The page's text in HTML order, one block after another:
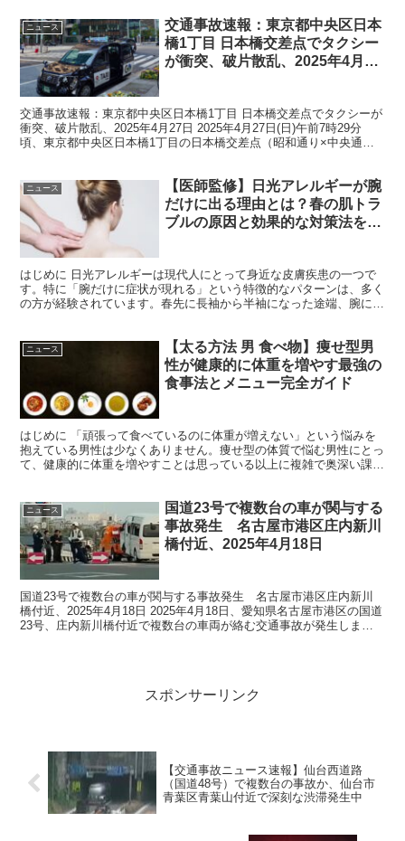
ニュース
交通事故速報：東京都中央区日本
橋1丁目 日本橋交差点でタクシー
が衝突、破片散乱、2025年4月27
交通事故速報：東京都中央区日本橋1丁目 日本橋交差点でタクシーが
衝突、破片散乱、2025年4月27日 2025年4月27日(日)午前7時29分
頃、東京都中央区日本橋1丁目の日本橋交差点（昭和通り×中央通
ニュース
【医師監修】日光アレルギーが腕
だけに出る理由とは？春の肌トラ
ブルの原因と効果的な対策法を徹
はじめに 日光アレルギーは現代人にとって身近な皮膚疾患の一つで
す。特に「腕だけに症状が現れる」という特徴的なパターンは、多く
の方が経験されています。春先に長袖から半袖になった途端、腕に赤
ニュース
【太る方法 男 食べ物】痩せ型男
性が健康的に体重を増やす最強の
食事法とメニュー完全ガイド
はじめに 「頑張って食べているのに体重が増えない」という悩みを
抱えている男性は少なくありません。痩せ型の体質で悩む男性にとっ
て、健康的に体重を増やすことは思っている以上に複雑で奥深い課題
ニュース
国道23号で複数台の車が関与する
事故発生 名古屋市港区庄内新川
橋付近、2025年4月18日
国道23号で複数台の車が関与する事故発生 名古屋市港区庄内新川
橋付近、2025年4月18日 2025年4月18日、愛知県名古屋市港区の国道
23号、庄内新川橋付近で複数台の車両が絡む交通事故が発生しまし
スポンサーリンク
【交通事故ニュース速報】仙台西道路
（国道48号）で複数台の事故か、仙台市
青葉区青葉山付近で深刻な渋滞発生中